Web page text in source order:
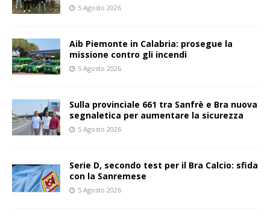
5 Agosto 2026
Aib Piemonte in Calabria: prosegue la
missione contro gli incendi
5 Agosto 2026
Sulla provinciale 661 tra Sanfrè e Bra nuova
segnaletica per aumentare la sicurezza
5 Agosto 2026
Serie D, secondo test per il Bra Calcio: sfida
con la Sanremese
5 Agosto 2026